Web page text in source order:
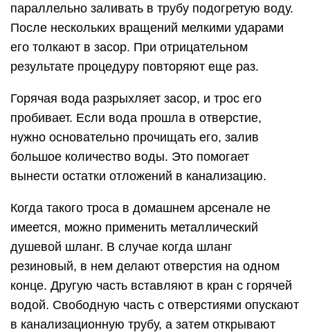
параллельно заливать в трубу подогретую воду.
После нескольких вращений мелкими ударами
его толкают в засор. При отрицательном
результате процедуру повторяют еще раз.
Горячая вода разрыхляет засор, и трос его
пробивает. Если вода прошла в отверстие,
нужно основательно прочищать его, залив
большое количество воды. Это помогает
вынести остатки отложений в канализацию.
Когда такого троса в домашнем арсенале не
имеется, можно применить металлический
душевой шланг. В случае когда шланг
резиновый, в нем делают отверстия на одном
конце. Другую часть вставляют в кран с горячей
водой. Свободную часть с отверстиями опускают
в канализационную трубу, а затем открывают